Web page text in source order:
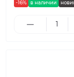
-16% в наличии